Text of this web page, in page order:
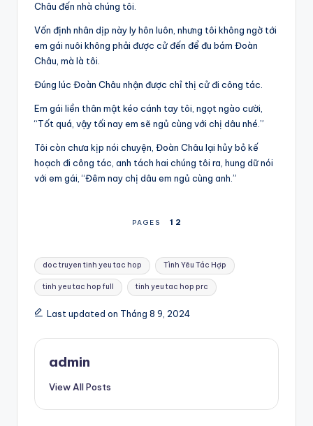
Châu đến nhà chúng tôi.
Vốn định nhân dịp này ly hôn luôn, nhưng tôi không ngờ tới
em gái nuôi không phải được cử đến để đu bám Đoàn
Châu, mà là tôi.
Đúng lúc Đoàn Châu nhận được chỉ thị cử đi công tác.
Em gái liền thân mật kéo cánh tay tôi, ngọt ngào cười,
“Tốt quá, vậy tối nay em sẽ ngủ cùng với chị dâu nhé.”
Tôi còn chưa kịp nói chuyện, Đoàn Châu lại hủy bỏ kế
hoạch đi công tác, anh tách hai chúng tôi ra, hung dữ nói
với em gái, “Đêm nay chị dâu em ngủ cùng anh.”
PAGES 1 2
Tags:
doc truyen tinh yeu tac hop Tình Yêu Tác Hợp
tinh yeu tac hop full tinh yeu tac hop prc
Last updated on Tháng 8 9, 2024
admin
View All Posts